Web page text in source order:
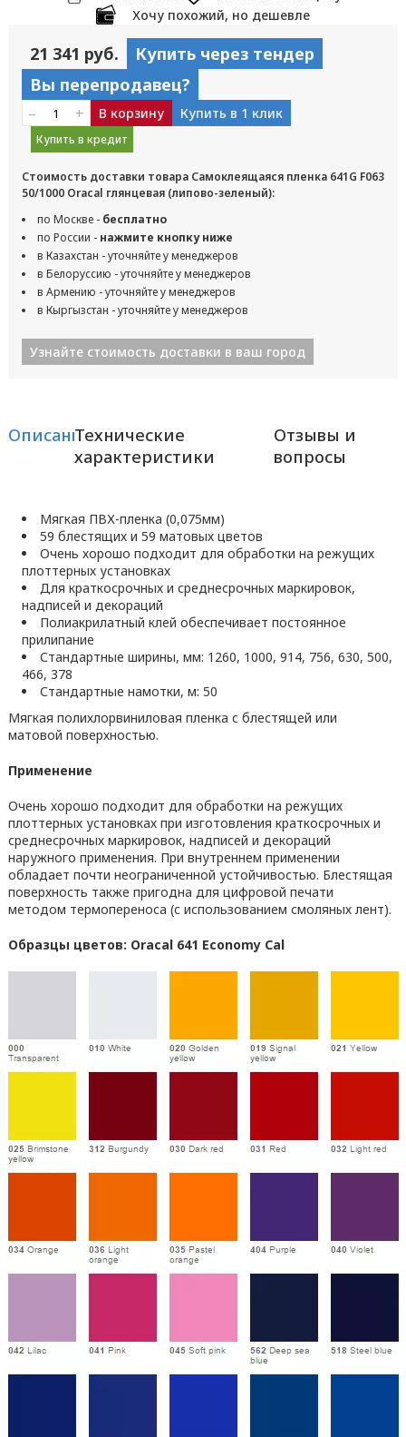
Хочу похожий, но дешевле
21 341 руб.
Купить через тендер
Вы перепродавец?
– + В корзину Купить в 1 клик
Купить в кредит
Стоимость доставки товара Самоклеящаяся пленка 641G F063
50/1000 Oracal глянцевая (липово-зеленый):
по Москве - бесплатно
по России - нажмите кнопку ниже
в Казахстан - уточняйте у менеджеров
в Белоруссию - уточняйте у менеджеров
в Армению - уточняйте у менеджеров
в Кыргызстан - уточняйте у менеджеров
Узнайте стоимость доставки в ваш город
ОписаниеТехнические
характеристики
Отзывы и
вопросы
Мягкая ПВХ-пленка (0,075мм)
59 блестящих и 59 матовых цветов
Очень хорошо подходит для обработки на режущих
плоттерных установках
Для краткосрочных и среднесрочных маркировок,
надписей и декораций
Полиакрилатный клей обеспечивает постоянное
прилипание
Стандартные ширины, мм: 1260, 1000, 914, 756, 630, 500,
466, 378
Стандартные намотки, м: 50
Мягкая полихлорвиниловая пленка с блестящей или
матовой поверхностью.
Применение
Очень хорошо подходит для обработки на режущих
плоттерных установках при изготовления краткосрочных и
среднесрочных маркировок, надписей и декораций
наружного применения. При внутреннем применении
обладает почти неограниченной устойчивостью. Блестящая
поверхность также пригодна для цифровой печати
методом термопереноса (с использованием смоляных лент).
Образцы цветов: Oracal 641 Economy Cal